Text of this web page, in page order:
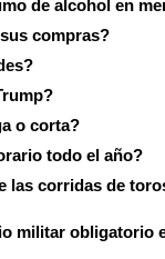
de alcohol en
compras?
o corta?
todo el año?
las corridas de
militar obligatorio